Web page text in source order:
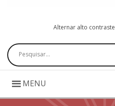
Alternar alto contraste
Pesquisar
MENU